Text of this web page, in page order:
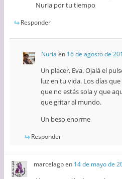
Nuria por tu tiempo
Responder
Nuria en 16 de agosto de
Un placer, Eva. Ojalá el
luz en tu vida. Los días
que no estás sola y que
que gritar al mundo.
Un beso enorme
Responder
marcelagpen 14 de mayo de